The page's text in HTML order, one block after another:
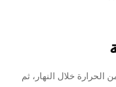
خلال النهار، ثم